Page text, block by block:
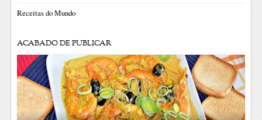
Receitas do Mundo
ACABADO DE PUBLICAR